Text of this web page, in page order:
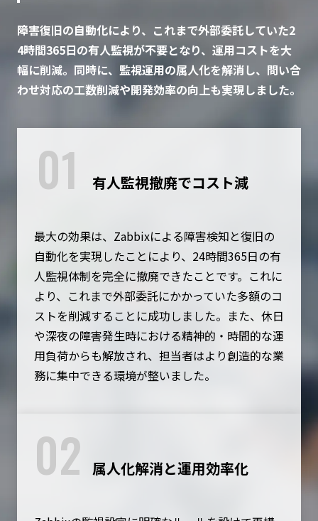
障害復旧の自動化により、これまで外部委託していた2
4時間365日の有人監視が不要となり、運用コストを大
幅に削減。同時に、監視運用の属人化を解消し、問い合
わせ対応の工数削減や開発効率の向上も実現しました。
01 有人監視撤廃でコスト減
最大の効果は、Zabbixによる障害検知と復旧の
自動化を実現したことにより、24時間365日の有
人監視体制を完全に撤廃できたことです。これに
より、これまで外部委託にかかっていた多額のコ
ストを削減することに成功しました。また、休日
や深夜の障害発生時における精神的・時間的な運
用負荷からも解放され、担当者はより創造的な業
務に集中できる環境が整いました。
02 属人化解消と運用効率化